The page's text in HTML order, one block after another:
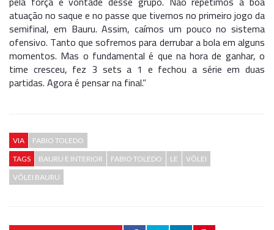
atuação no saque e no passe que tivemos no primeiro jogo da
semifinal, em Bauru. Assim, caímos um pouco no sistema
ofensivo. Tanto que sofremos para derrubar a bola em alguns
momentos. Mas o fundamental é que na hora de ganhar, o
time cresceu, fez 3 sets a 1 e fechou a série em duas
partidas. Agora é pensar na final.”
VIA
FABIO TOLEDO
TAGS
BAURU E INTERIOR FABIO TOLEDO LE
VÔLEI
VÔLEI BAURU